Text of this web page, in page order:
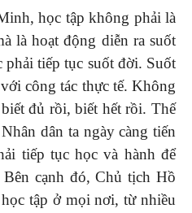
học tập không phải là
là hoạt động diễn ra suốt
tiếp tục suốt đời. Suốt
công tác thực tế. Không
đủ rồi, biết hết rồi. Thế
dân ta ngày càng tiến
tiếp tục học và hành để
Bên cạnh đó, Chủ tịch Hồ
tập ở mọi nơi, từ nhiều